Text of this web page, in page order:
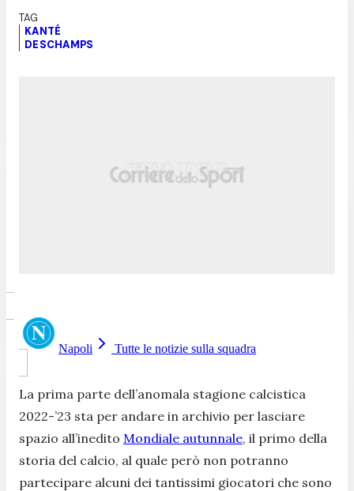
KANTÉ
DESCHAMPS
Napoli Tutte le notizie sulla squadra
La prima parte dell’anomala stagione calcistica
2022-’23 sta per andare in archivio per lasciare
spazio all’inedito Mondiale autunnale, il primo della
storia del calcio, al quale però non potranno
partecipare alcuni dei tantissimi giocatori che sono